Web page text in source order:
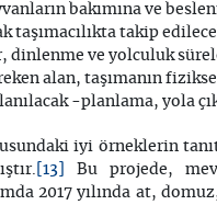
bakımına ve
taşımacılıkta takip
dinlenme ve yolculuk
alan, taşımanın
-planlama, yola
iyi örneklerin
[13]
Bu projede,
2017 yılında at,